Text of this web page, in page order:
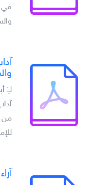
في
لـِ:
من